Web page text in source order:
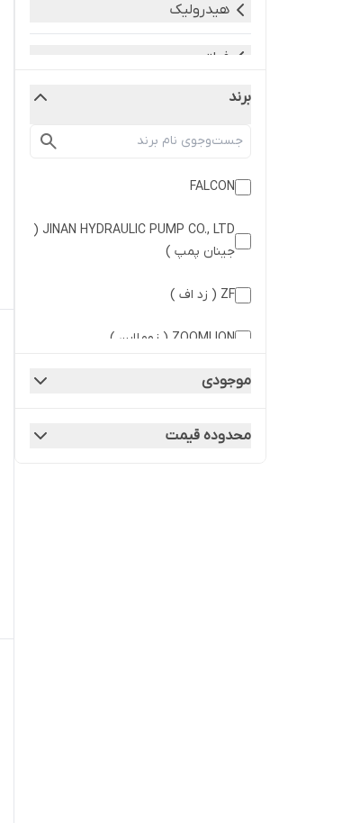
هیدرولیک
فیلتر
برند
FALCON
JINAN HYDRAULIC PUMP CO., LTD (
جینان پمپ )
ZF ( زد اف )
ZOOMLION ( زوملاین )
شانگهای دیزل
موجودی
محدوده قیمت